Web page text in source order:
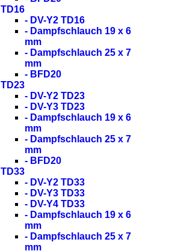
TD16
- DV-Y2 TD16
- Dampfschlauch 19 x 6
mm
- Dampfschlauch 25 x 7
mm
- BFD20
TD23
- DV-Y2 TD23
- DV-Y3 TD23
- Dampfschlauch 19 x 6
mm
- Dampfschlauch 25 x 7
mm
- BFD20
TD33
- DV-Y2 TD33
- DV-Y3 TD33
- DV-Y4 TD33
- Dampfschlauch 19 x 6
mm
- Dampfschlauch 25 x 7
mm